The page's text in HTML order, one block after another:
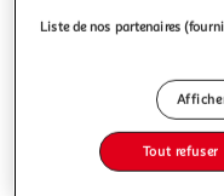
Liste de nos partenaires
Tout refuser